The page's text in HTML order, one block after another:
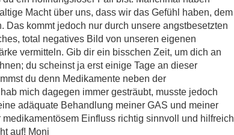
Macht über uns, dass wir das Gefühl haben, dem
Das kommt jedoch nur durch unsere angstbesetzten
total negatives Bild von unseren eigenen
vermitteln. Gib dir ein bisschen Zeit, um dich an
du scheinst ja erst einige Tage an dieser
du denn Medikamente neben der
mich dagegen immer gesträubt, musste jedoch
adäquate Behandlung meiner GAS und meiner
Einfluss richtig sinnvoll und hilfreich
auf! Moni